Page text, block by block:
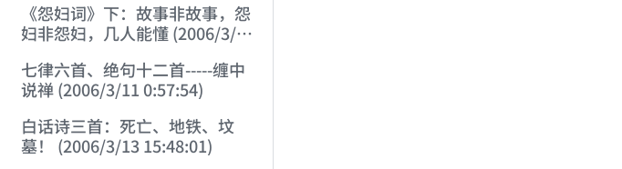
《怨妇词》下：故事非故事，怨
妇非怨妇，几人能懂 (2006/3/6
七律六首、绝句十二首-----缠中
说禅 (2006/3/11 0:57:54)
白话诗三首：死亡、地铁、坟
墓！ (2006/3/13 15:48:01)